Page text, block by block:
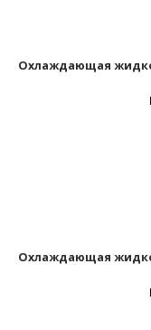
Охлаждающая
Охлаждающая